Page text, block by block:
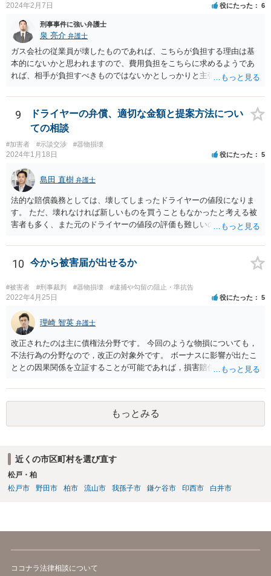
2024年2月7日 役にたった 6
刑事事件に強い弁護士
泉 亮介 弁護士
ガス会社の従業員が壊したものであれば、こちらが負担する理由は基
本的にないかと思われますので、費用負担をこちらに求めるようであ
れば、相手が負担すべきものではないかとしっかりと主張されて良い
9
ドライヤーの弁償、適切な金額と提案方法につい
ての相談
#加害者 #示談交渉 #器物損壊
2024年1月18日 役にたった 5
島田 直樹 弁護士
法的な賠償義務としては、壊してしまったドライヤーの値段になりま
す。 ただ、壊れなければ新しいものを買うこともなかったと考える被
害者も多く、また元のドライヤーの値段の評価も難しいので、今後の
く購入したドライヤーの○割、壊したドライヤーの当初販売価格の○割
10 今から被害届が出せるか
#被害者 #刑事裁判 #器物損壊 #逮捕や勾留の阻止・準抗告
2022年4月25日 役にたった 5
理崎 智英 弁護士
改正されたのは主に債権法分野です。 今回のような物損についても，
不法行為の分野なので，改正の対象外です。 ボーナスに影響が出たこ
ととの因果関係を立証することが可能であれば，損害賠償請求（慰謝
ので，３年で時効となります。 更に詳しいアドバイスをご希望であれ
ば，直接，弁護士にご相談いただければと存じます。 これで回答を終
もっとみる
近くの市区町村を選び直す
松戸・柏
松戸市
野田市 柏市 流山市 我孫子市 鎌ケ谷市 印西市 白井市
ココナラ法律相談について